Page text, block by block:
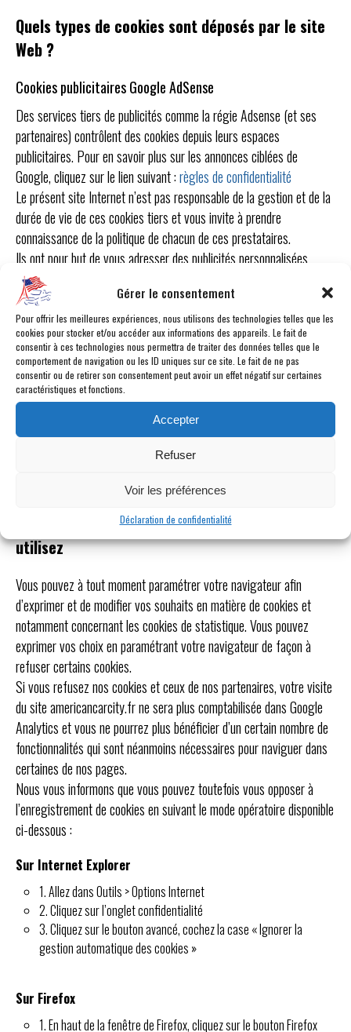
Gérer le consentement
Pour offrir les meilleures expériences, nous utilisons des technologies telles que les
cookies pour stocker et/ou accéder aux informations des appareils. Le fait de
consentir à ces technologies nous permettra de traiter des données telles que le
comportement de navigation ou les ID uniques sur ce site. Le fait de ne pas
consentir ou de retirer son consentement peut avoir un effet négatif sur certaines
caractéristiques et fonctions.
Accepter
Refuser
Voir les préférences
Déclaration de confidentialité
Quels types de cookies sont déposés par le site
Web ?
Cookies publicitaires Google AdSense
Des services tiers de publicités comme la régie Adsense (et ses
partenaires) contrôlent des cookies depuis leurs espaces
publicitaires. Pour en savoir plus sur les annonces ciblées de
Google, cliquez sur le lien suivant :règles de confidentialité
Le présent site Internet n’est pas responsable de la gestion et de la
durée de vie de ces cookies tiers et vous invite à prendre
connaissance de la politique de chacun de ces prestataires.
Ils ont pour but de vous adresser des publicités personnalisées
adaptées à vos attentes. Aucunes données personnelles telles que
vos nom, prénom, adresse postale ou électronique, etc. ne seront
transmises à ces tiers partenaires dont l’intervention sur le site web
se limite au dépôt de cookie par le biais des contenus publicitaires
qu’ils gèrent.
Le présent site Web n’a aucun contrôle sur ces cookies.
Cookies de Statistiques Google Analytics
du site americancarcity.fr et de détecter des problèmes de
navigation afin de suivre et d’améliorer la qualité de nos services.
Exercez vos choix selon le navigateur que vous
utilisez
Vous pouvez à tout moment paramétrer votre navigateur afin
d’exprimer et de modifier vos souhaits en matière de cookies et
notamment concernant les cookies de statistique. Vous pouvez
exprimer vos choix en paramétrant votre navigateur de façon à
refuser certains cookies.
Si vous refusez nos cookies et ceux de nos partenaires, votre visite
du site americancarcity.fr ne sera plus comptabilisée dans Google
Analytics et vous ne pourrez plus bénéficier d’un certain nombre de
fonctionnalités qui sont néanmoins nécessaires pour naviguer dans
certaines de nos pages.
Nous vous informons que vous pouvez toutefois vous opposer à
l’enregistrement de cookies en suivant le mode opératoire disponible
ci-dessous :
Sur Internet Explorer
1. Allez dans Outils > Options Internet
2. Cliquez sur l’onglet confidentialité
3. Cliquez sur le bouton avancé, cochez la case « Ignorer la
gestion automatique des cookies »
Sur Firefox
1. En haut de la fenêtre de Firefox, cliquez sur le bouton Firefox